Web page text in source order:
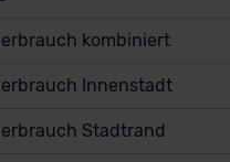
kombiniert
Innenstadt
Stadtrand